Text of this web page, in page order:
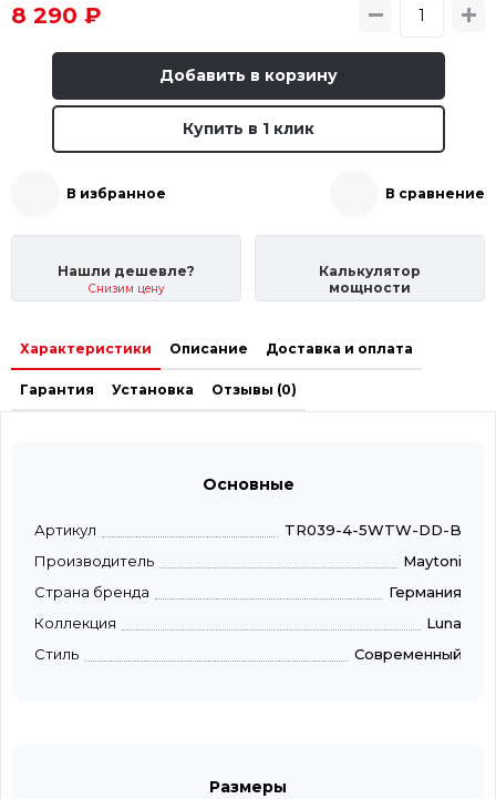
8 290 ₽
Добавить в корзину
Купить в 1 клик
В избранное В сравнение
Нашли дешевле?
Снизим цену
Калькулятор
мощности
Характеристики Описание Доставка и оплата
Гарантия Установка Отзывы (0)
Основные
Артикул
TR039-4-5WTW-DD-B
Производитель
Maytoni
Страна бренда
Германия
Коллекция
Luna
Стиль
Современный
Размеры